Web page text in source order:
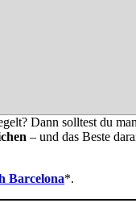
Dann solltest du
– und das Beste
Barcelona*.